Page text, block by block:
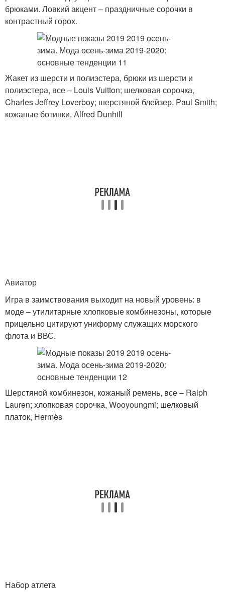
брюками. Ловкий акцент – праздничные сорочки в
контрастный горох.
Жакет из шерсти и полиэстера, брюки из шерсти и
полиэстера, все – Louis Vuitton; шелковая сорочка,
Charles Jeffrey Loverboy; шерстяной блейзер, Paul Smith;
кожаные ботинки, Alfred Dunhill
Авиатор
Игра в заимствования выходит на новый уровень: в
моде – утилитарные хлопковые комбинезоны, которые
прицельно цитируют униформу служащих морского
флота и ВВС.
Шерстяной комбинезон, кожаный ремень, все – Ralph
Lauren; хлопковая сорочка, Wooyoungmi; шелковый
платок, Hermès
Набор атлета